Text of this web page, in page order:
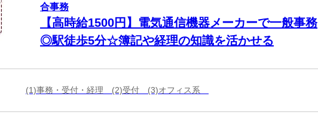
合事務
【高時給1500円】電気通信機器メーカーで一般事務
◎駅徒歩5分☆簿記や経理の知識を活かせる
(1)事務・受付・経理 (2)受付 (3)オフィス系